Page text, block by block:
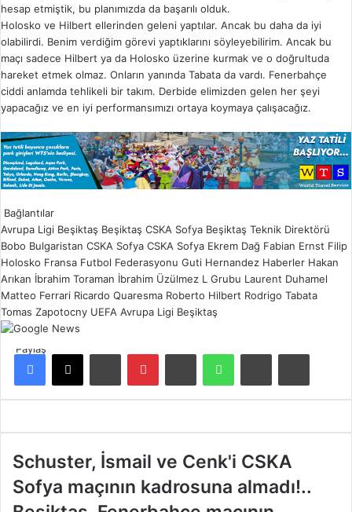
hesap etmiştik, bu planımızda da başarılı olduk.
Holosko ve Hilbert ellerinden geleni yaptılar. Ancak bu daha da iyi
olabilirdi. Benim verdiğim görevi yaptıklarını söyleyebilirim. Ancak bu
maçı sadece Hilbert ya da Holosko üzerine kurmak ve o doğrultuda
hareket etmek olmaz. Onların yanında Tabata da vardı. Fenerbahçe
ciddi anlamda tehlikeli bir takım. Derbide elimizden gelen her şeyi
yapacağız ve en iyi performansımızı ortaya koymaya çalışacağız.
Bağlantılar
Avrupa Ligi Beşiktaş Beşiktaş CSKA Sofya Beşiktaş Teknik Direktörü
Bobo Bulgaristan CSKA Sofya CSKA Sofya Ekrem Dağ Fabian Ernst Filip
Holosko Fransa Futbol Federasyonu Guti Hernandez Haberler Hakan
Arıkan İbrahim Toraman İbrahim Üzülmez L Grubu Laurent Duhamel
Matteo Ferrari Ricardo Quaresma Roberto Hilbert Rodrigo Tabata
Tomas Zapotocny UEFA Avrupa Ligi Beşiktaş
Paylaş
S
h
u
Schuster, İsmail ve Cenk'i CSKA
Sofya maçının kadrosuna almadı!..
B